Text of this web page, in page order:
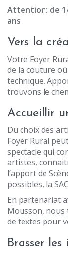
Attention: de
ans
Vers la
Votre Foyer
de la couture
technique.
trouvons le
Accueillir
Du choix des
Foyer Rural
spectacle qui
artistes,
l’apport de
possibles, la
En partenariat
Mousson, nous
de textes pour
Brasser les